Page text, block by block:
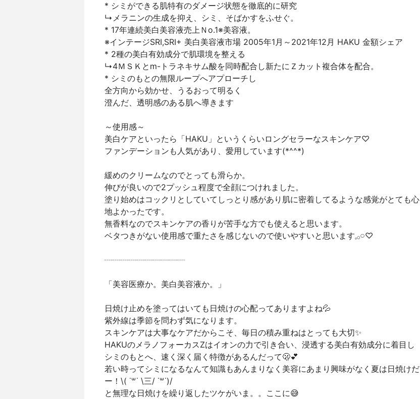
* シミができる肌特有のダメージ状態を徹底的に研究
↳メラニンの生成を抑え、シミ、そばかすをふせぐ。
* 17年連続美白美容液売上Ｎo.1※美容液。
※インテージSRI,SRI+ 美白美容液市場 2005年1月～2021年12月 HAKU 金額シェア
* 2種の美白有効成分で肌環境を整える
↳4ＭＳＫとm-トラネキサム酸を同時配合し新たにＺカット複合体を配合。
* シミのもとの無限ループへアプローチし
全方向から効かせ、うるおって明るく
澄んだ、透明感のある肌へ導きます
～使用感～
美白ケアといったら「HAKU」というくらいロングセラーなスキンケア♡
ファンデーションも人気があり、愛用しています(*^^*)
緩めのクリームなのでとっても滑らか。
伸びが良いので2プッシュ程度で全顔につけれました。
塗り始めはコックリとしていてしっとり感があり肌に密着してるような感覚がとても心
地よかったです。
無香料なのでスキンケアの香りが苦手な方でも使えると思います。
ベタつきがない使用感で重たさを感じないので使いやすいと思います𓈒𓂂𓏸♡
┈┈┈┈┈┈┈┈┈┈
「美容医療か。美白美容液か。」
日焼け止めを塗ってはいても日焼けの心配ってありますよね💦
紫外線は季節を問わず気になります。
スキンケアは大事なケアだからこそ、毎日の積み重ねはとっても大切✨
HAKUのメラノフォーカスZはイオンの力で引き合い、浸透する美白有効成分に着目し
シミのもとへ、速く深く届く特徴があるんだって🫢💕
若い時ってシミになるなんて知識もあんまりなく美容にあまり興味がなく夏は日焼けだ
ー！\( ˙꒳​˙ \三/ ˙꒳​˙)/
と無理な日焼けを繰り返したツケがいま。。ここに😅